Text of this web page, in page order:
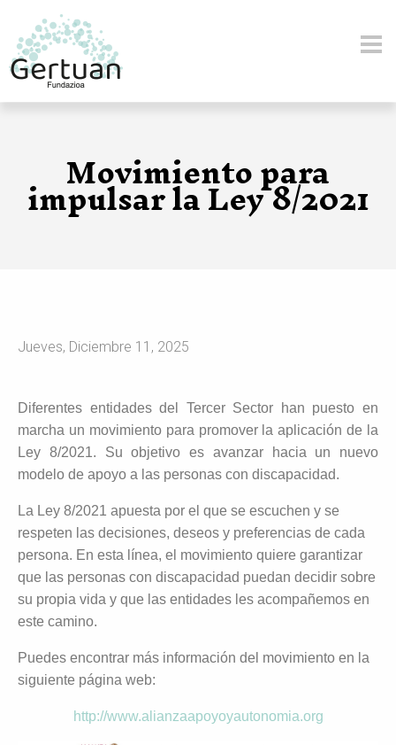
Movimiento para
impulsar la Ley 8/2021
Jueves, Diciembre 11, 2025
Diferentes entidades del Tercer Sector han puesto en
marcha un movimiento para promover la aplicación de la
Ley 8/2021. Su objetivo es avanzar hacia un nuevo
modelo de apoyo a las personas con discapacidad.
La Ley 8/2021 apuesta por el que se escuchen y se
respeten las decisiones, deseos y preferencias de cada
persona. En esta línea, el movimiento quiere garantizar
que las personas con discapacidad puedan decidir sobre
su propia vida y que las entidades les acompañemos en
este camino.
Puedes encontrar más información del movimiento en la
siguiente página web:
http://​www.alianzaapoyoyautonomia.org